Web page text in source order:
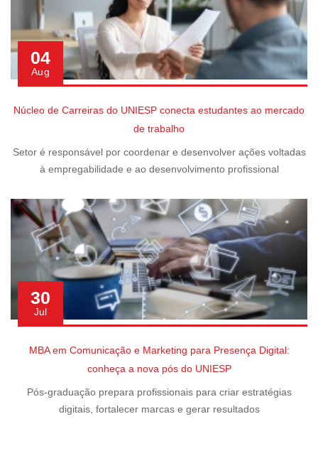
04
Aug
Núcleo de Carreiras do UNIESP conecta estudantes ao mercado
de trabalho
Setor é responsável por coordenar e desenvolver ações voltadas
à empregabilidade e ao desenvolvimento profissional
30
Jul
MBA em Comunicação e Marketing para Presença Digital:
conheça a nova pós do UNIESP
Pós-graduação prepara profissionais para criar estratégias
digitais, fortalecer marcas e gerar resultados